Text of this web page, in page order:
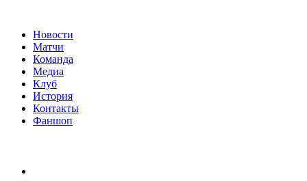
Новости
Матчи
Команда
Медиа
Клуб
История
Контакты
Фаншоп